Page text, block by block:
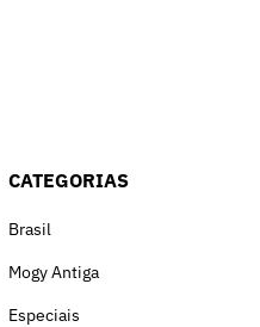
CATEGORIAS
Brasil
Mogy Antiga
Especiais